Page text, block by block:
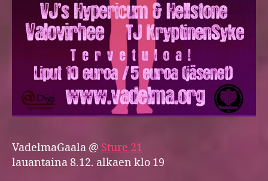
VadelmaGaala @ Sture 21
lauantaina 8.12. alkaen klo 19